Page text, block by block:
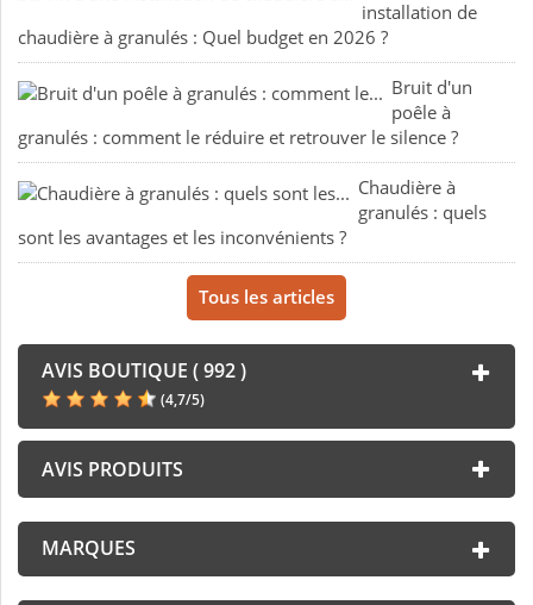
installation de
chaudière à granulés : Quel budget en 2026 ?
Bruit d'un
poêle à
granulés : comment le réduire et retrouver le silence ?
Chaudière à
granulés : quels
sont les avantages et les inconvénients ?
Tous les articles
AVIS BOUTIQUE ( 992 )
(4,7/5)
AVIS PRODUITS
MARQUES